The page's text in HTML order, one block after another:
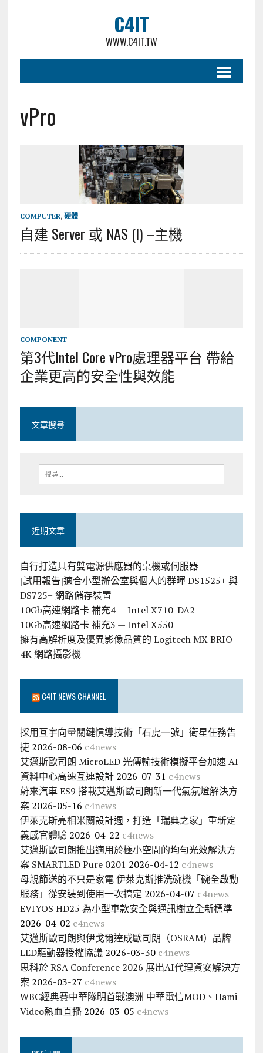
C4IT
WWW.C4IT.TW
vPro
COMPUTER, 硬體
自建 Server 或 NAS (I) –主機
COMPONENT
第3代Intel Core vPro處理器平台 帶給
企業更高的安全性與效能
文章搜尋
近期文章
自行打造具有雙電源供應器的桌機或伺服器
[試用報告]適合小型辦公室與個人的群暉 DS1525+ 與
DS725+ 網路儲存裝置
10Gb高速網路卡 補充4 — Intel X710-DA2
10Gb高速網路卡 補充3 — Intel X550
擁有高解析度及優異影像品質的 Logitech MX BRIO
4K 網路攝影機
C4IT NEWS CHANNEL
採用互宇向量關鍵慣導技術「石虎一號」衛星任務告
捷 2026-08-06 c4news
艾邁斯歐司朗 MicroLED 光傳輸技術模擬平台加速 AI
資料中心高速互連設計 2026-07-31 c4news
蔚來汽車 ES9 搭載艾邁斯歐司朗新一代氣氛燈解決方
案 2026-05-16 c4news
伊萊克斯亮相米蘭設計週，打造「瑞典之家」重新定
義感官體驗 2026-04-22 c4news
艾邁斯歐司朗推出適用於極小空間的均勻光效解決方
案 SMARTLED Pure 0201 2026-04-12 c4news
母親節送的不只是家電 伊萊克斯推洗碗機「碗全啟動
服務」從安裝到使用一次搞定 2026-04-07 c4news
EVIYOS HD25 為小型車款安全與通訊樹立全新標準
2026-04-02 c4news
艾邁斯歐司朗與伊戈爾達成歐司朗（OSRAM）品牌
LED驅動器授權協議 2026-03-30 c4news
思科於 RSA Conference 2026 展出AI代理資安解決方
案 2026-03-27 c4news
WBC經典賽中華隊明首戰澳洲 中華電信MOD、Hami
Video熱血直播 2026-03-05 c4news